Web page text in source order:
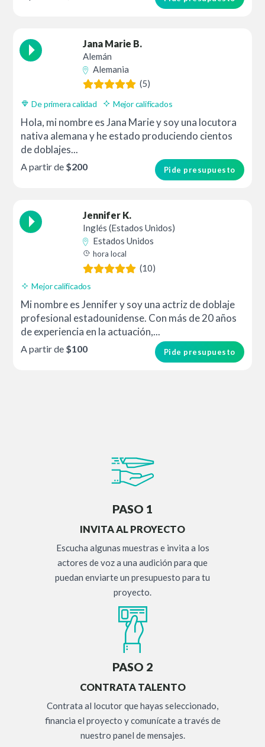
Jana Marie B.
Alemán
Alemania
(5)
De primera calidad Mejor calificados
Hola, mi nombre es Jana Marie y soy una locutora
nativa alemana y he estado produciendo cientos
de doblajes...
Pide presupuesto
A partir de $200
Jennifer K.
Inglés (Estados Unidos)
Estados Unidos
hora local
(10)
Mejor calificados
Mi nombre es Jennifer y soy una actriz de doblaje
profesional estadounidense. Con más de 20 años
de experiencia en la actuación,...
Pide presupuesto
A partir de $100
PASO 1
INVITA AL PROYECTO
Escucha algunas muestras e invita a los
actores de voz a una audición para que
puedan enviarte un presupuesto para tu
proyecto.
PASO 2
CONTRATA TALENTO
Contrata al locutor que hayas seleccionado,
financia el proyecto y comunícate a través de
nuestro panel de mensajes.